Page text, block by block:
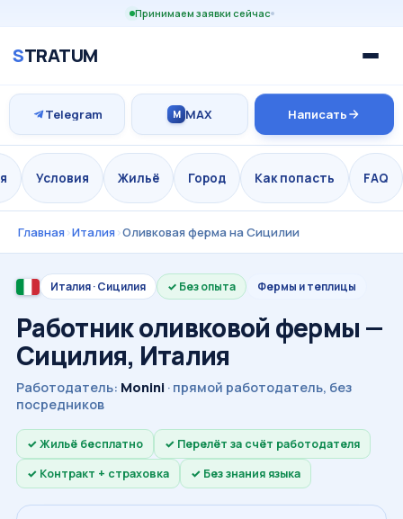
Принимаем заявки сейчас
STRATUM
Telegram M MAX Написать
Условия Жильё Город Как попасть FAQ
Главная›Италия›Оливковая ферма на Сицилии
Италия · Сицилия Без опыта Фермы и теплицы
Работник оливковой фермы —
Сицилия, Италия
Работодатель: Monini · прямой работодатель, без
посредников
Жильё бесплатно
Перелёт за счёт работодателя
Контракт + страховка
Без знания языка